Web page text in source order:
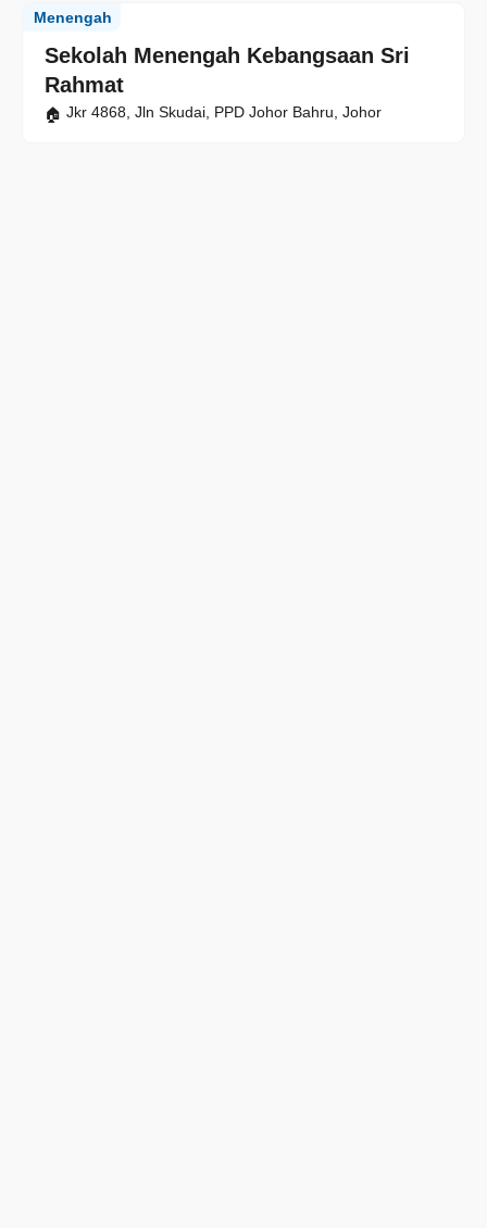
Sekolah Menengah Kebangsaan Sri
Rahmat
Menengah
Jkr 4868, Jln Skudai, PPD Johor Bahru, Johor